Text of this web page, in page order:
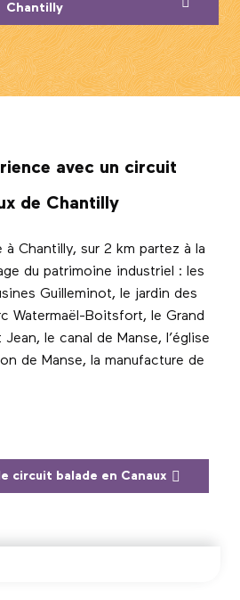
Chantilly
avec un circuit
de Chantilly
Chantilly, sur 2 km partez à la
du patrimoine industriel : les
Guilleminot, le jardin des
Watermaël-Boitsfort, le Grand
le canal de Manse, l’église
de Manse, la manufacture de
circuit balade en Canaux